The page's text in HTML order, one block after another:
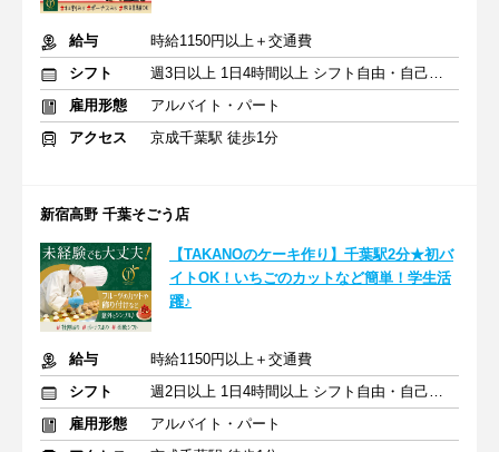
給与
時給1150円以上＋交通費
シフト
週3日以上 1日4時間以上 シフト自由・自己申告
雇用形態
アルバイト・パート
アクセス
京成千葉駅 徒歩1分
新宿高野 千葉そごう店
【TAKANOのケーキ作り】千葉駅2分★初バ
イトOK！いちごのカットなど簡単！学生活
躍♪
給与
時給1150円以上＋交通費
シフト
週2日以上 1日4時間以上 シフト自由・自己申告
雇用形態
アルバイト・パート